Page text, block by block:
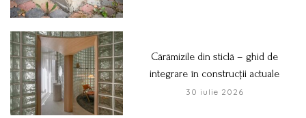
Cărămizile din sticlă – ghid de
integrare în construcții actuale
30 iulie 2026